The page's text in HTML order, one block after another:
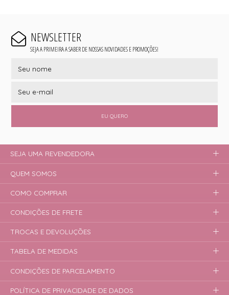
NEWSLETTER
SEJA A PRIMEIRA A SABER DE NOSSAS NOVIDADES E PROMOÇÕES!
EU QUERO
SEJA UMA REVENDEDORA
QUEM SOMOS
COMO COMPRAR
CONDIÇÕES DE FRETE
TROCAS E DEVOLUÇÕES
TABELA DE MEDIDAS
CONDIÇÕES DE PARCELAMENTO
POLÍTICA DE PRIVACIDADE DE DADOS